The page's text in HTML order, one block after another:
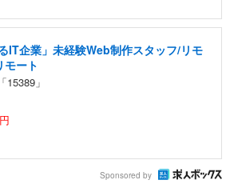
IT企業」未経験Web制作スタッフ/リモ
モート
」
Sponsored by